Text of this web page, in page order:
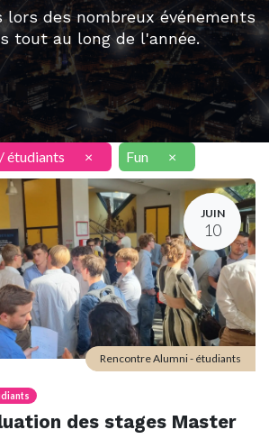
lors des nombreux événements
tout au long de l'année.
étudiants × Fun ×
JUIN
10
des stages Master
Rencontre Alumni - étudiants